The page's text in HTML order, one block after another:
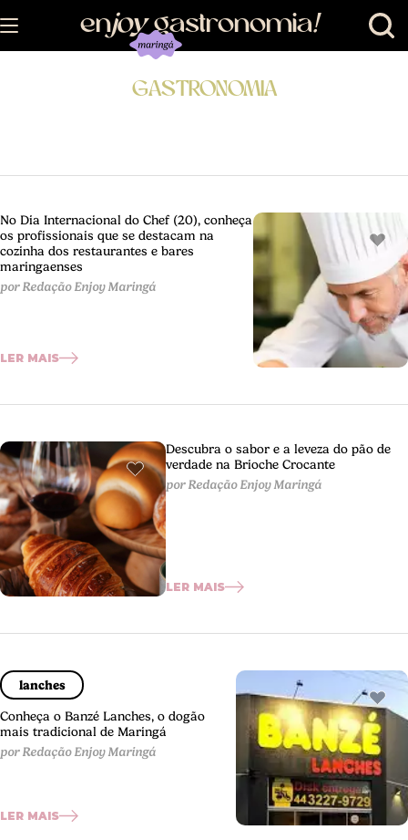
enjoy gastronomia!
GASTRONOMIA
No Dia Internacional do Chef (20), conheça
os profissionais que se destacam na
cozinha dos restaurantes e bares
maringaenses
por Redação Enjoy Maringá
LER MAIS
Descubra o sabor e a leveza do pão de
verdade na Brioche Crocante
por Redação Enjoy Maringá
LER MAIS
lanches
Conheça o Banzé Lanches, o dogão
mais tradicional de Maringá
por Redação Enjoy Maringá
LER MAIS